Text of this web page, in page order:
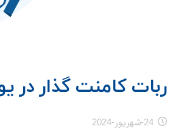
ربات کامنت گذار در
24-شهریور-2024